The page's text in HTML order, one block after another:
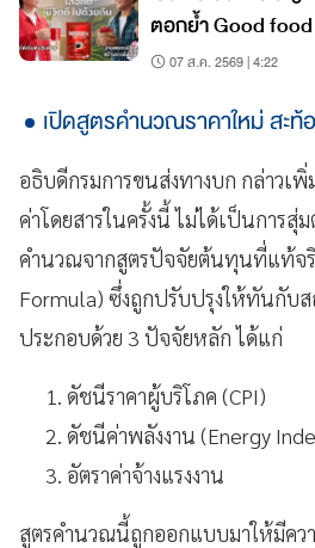
ตอกย้ำ Good
07 ส.ค. 2569 | 4:22
เปิดสูตรคำนวณราคาใหม่ สะท้
อธิบดีกรมการขนส่งทางบก กล่าวเพิ่
ค่าโดยสารในครั้งนี้ ไม่ได้เป็นการสุ่
คำนวณจากสูตรปัจจัยต้นทุนที่แท้จริ
Formula) ซึ่งถูกปรับปรุงให้ทันกับ
ประกอบด้วย 3 ปัจจัยหลัก ได้แก่
ดัชนีราคาผู้บริโภค (CPI)
ดัชนีค่าพลังงาน (Energy
อัตราค่าจ้างแรงงาน
สูตรคำนวณนี้ถูกออกแบบมาให้มีคว